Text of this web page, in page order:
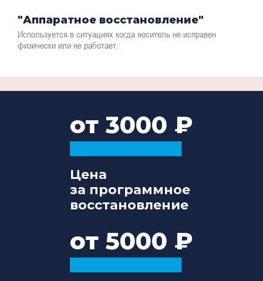
"Аппаратное восстановление"
Используется в ситуациях когда носитель не исправен
физически или не работает.
от 3000
Цена
за программное
восстановление
от 5000